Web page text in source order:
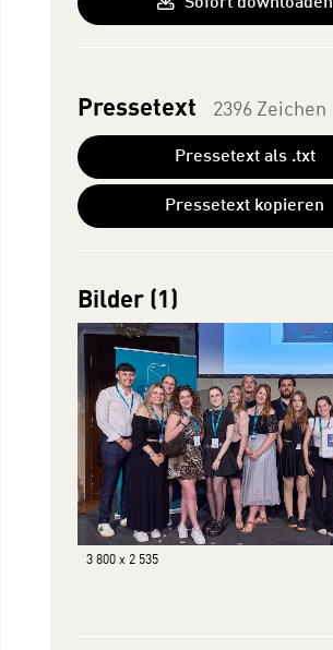
Pressetext 2396 Zeichen
Pressetext als .txt
Pressetext kopieren
Bilder (1)
3 800 x 2 535